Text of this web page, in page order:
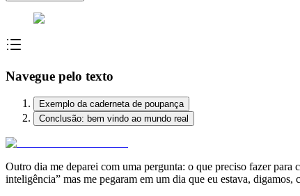
Navegue pelo texto
Exemplo da caderneta de poupança
Conclusão: bem vindo ao mundo real
Outro dia me deparei com uma pergunta: o que preciso fazer
inteligência” mas me pegaram em um dia que eu estava,